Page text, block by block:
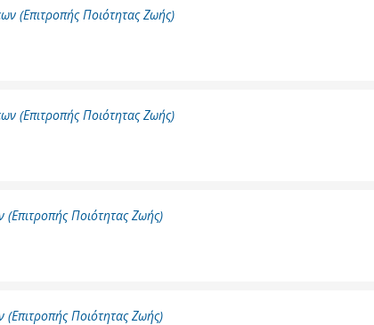
(Επιτροπής Ποιότητας Ζωής)
(Επιτροπής Ποιότητας Ζωής)
(Επιτροπής Ποιότητας Ζωής)
(Επιτροπής Ποιότητας Ζωής)